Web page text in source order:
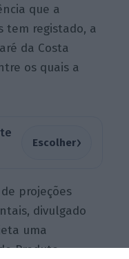
que a
tem registado, a
da Costa
os quais a
Escolher›
projeções
divulgado
uma
Produto